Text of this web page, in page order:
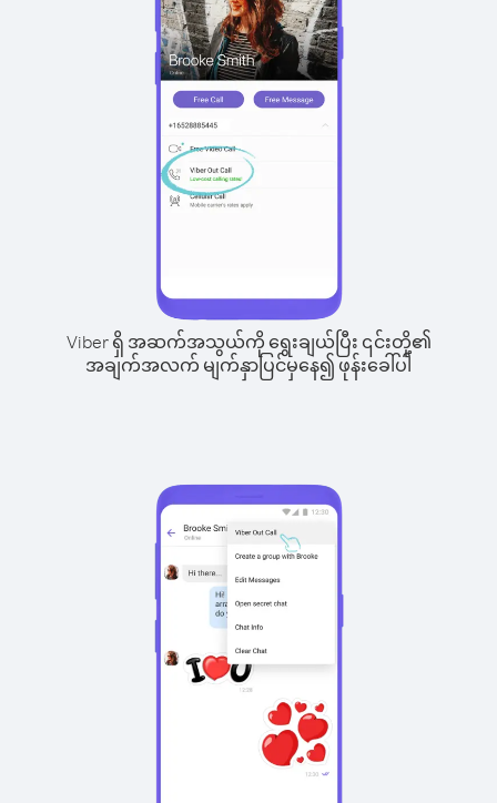
Viber ရှိ အဆက်အသွယ်ကို ရွေးချယ်ပြီး ၎င်းတို့၏
အချက်အလက် မျက်နှာပြင်မှနေ၍ ဖုန်းခေါ်ပါ